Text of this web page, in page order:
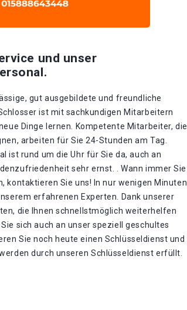
und unser
gut ausgebildete und freundliche
ist mit sachkundigen Mitarbeitern
Dinge lernen. Kompetente Mitarbeiter, die
arbeiten für Sie 24-Stunden am Tag.
ist rund um die Uhr für Sie da, auch an
sehr ernst. . Wann immer Sie
kontaktieren Sie uns! In nur wenigen Minuten
erfahrenen Experten. Dank unserer
die Ihnen schnellstmöglich weiterhelfen
sich auch an unser speziell geschultes
Sie noch heute einen Schlüsseldienst und
durch unseren Schlüsseldienst erfüllt.